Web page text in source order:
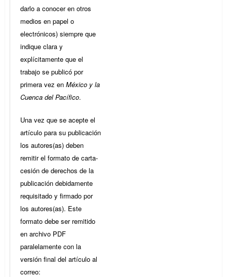
darlo a conocer en otros
medios en papel o
electrónicos) siempre que
indique clara y
explícitamente que el
trabajo se publicó por
primera vez en México y la
Cuenca del Pacífico.
Una vez que se acepte el
artículo para su publicación
los autores(as) deben
remitir el formato de carta-
cesión de derechos de la
publicación debidamente
requisitado y firmado por
los autores(as). Este
formato debe ser remitido
en archivo PDF
paralelamente con la
versión final del artículo al
correo: